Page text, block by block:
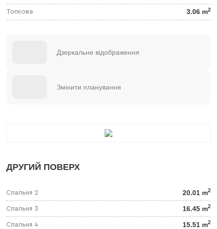
Топкова 3.06 m2
Дзеркальне відображення
Змінити планування
ДРУГИЙ ПОВЕРХ
Спальня 2 20.01 m2
Спальня 3 16.45 m2
Спальня 4 15.51 m2